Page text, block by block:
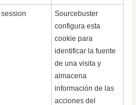
session
Sourcebuster
configura esta
cookie para
identificar la fuente
de una visita y
almacena
información de las
acciones del